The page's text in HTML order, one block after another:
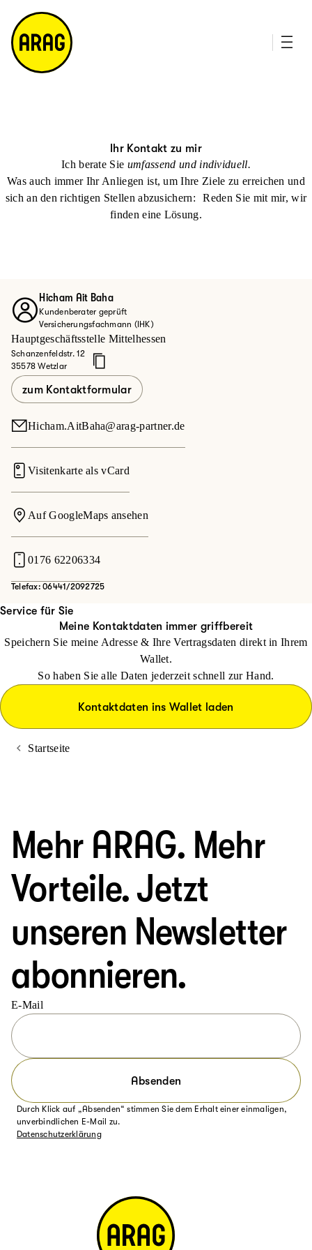
m
a
p
Ihr Kontakt zu mir
Ich berate Sie umfassend und individuell.
Was auch immer Ihr Anliegen ist, um Ihre Ziele zu erreichen und
sich an den richtigen Stellen abzusichern: Reden Sie mit mir, wir
finden eine Lösung.
Hicham Ait Baha
Kundenberater geprüft
Versicherungsfachmann (IHK)
Hauptgeschäftsstelle Mittelhessen
Schanzenfeldstr. 12
35578 Wetzlar
zum Kontaktformular
Hicham.AitBaha@arag-partner.de
Visitenkarte als vCard
Auf GoogleMaps ansehen
0176 62206334
Telefax: 06441/2092725
Service für Sie
Meine Kontaktdaten immer griffbereit
Speichern Sie meine Adresse & Ihre Vertragsdaten direkt in Ihrem
Wallet.
So haben Sie alle Daten jederzeit schnell zur Hand.
Kontaktdaten ins Wallet laden
Startseite
Mehr ARAG. Mehr
Vorteile. Jetzt
unseren Newsletter
abonnieren.
E-Mail
Absenden
Durch Klick auf „Absenden“ stimmen Sie dem Erhalt einer einmaligen,
unverbindlichen E-Mail zu.
Datenschutzerklärung